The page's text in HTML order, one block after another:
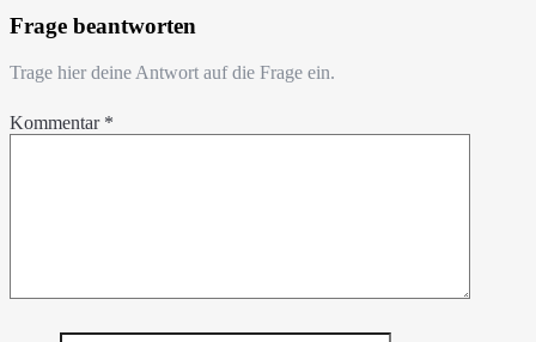
Frage beantworten
Trage hier deine Antwort auf die Frage ein.
Kommentar *